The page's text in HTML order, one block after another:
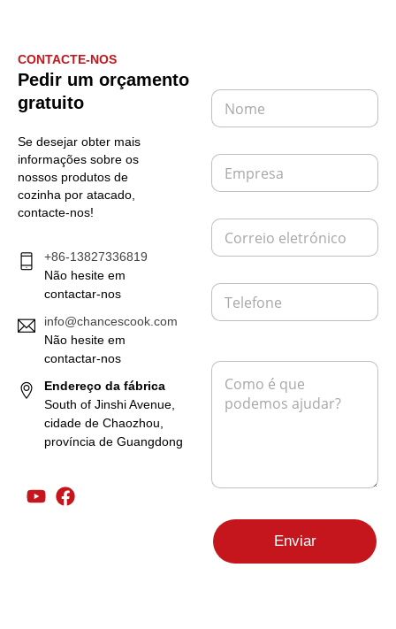
CONTACTE-NOS
Pedir um orçamento
gratuito
Se desejar obter mais
informações sobre os
nossos produtos de
cozinha por atacado,
contacte-nos!
+86-13827336819
Não hesite em
contactar-nos
info@chancescook.com
Não hesite em
contactar-nos
Endereço da fábrica
South of Jinshi Avenue,
cidade de Chaozhou,
província de Guangdong
N
m
*E
p
e
s
a
C
r
e
i
o
l
c
o
T
l
f
oM
m
a
y
o
Enviar